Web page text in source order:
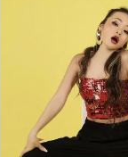
ルームウェア